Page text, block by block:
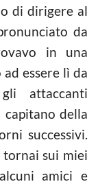
di dirigere al
da
in una
essere lì da
attaccanti
capitano della
successivi.
tornai sui miei
amici e